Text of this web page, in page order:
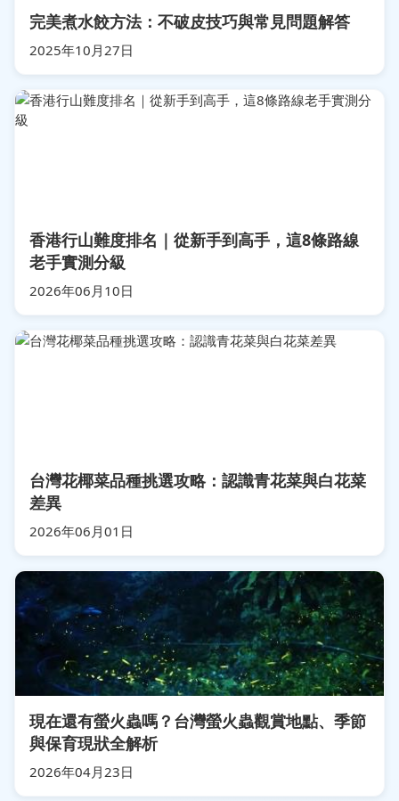
完美煮水餃方法：不破皮技巧與常見問題解答
2025年10月27日
香港行山難度排名｜從新手到高手，這8條路線
老手實測分級
2026年06月10日
台灣花椰菜品種挑選攻略：認識青花菜與白花菜
差異
2026年06月01日
現在還有螢火蟲嗎？台灣螢火蟲觀賞地點、季節
與保育現狀全解析
2026年04月23日